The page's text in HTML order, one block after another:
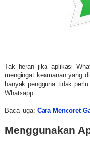
Tak heran jika aplikasi
mengingat keamanan yang
banyak pengguna tidak
Whatsapp.
Baca juga: Cara Mencoret
Menggunakan